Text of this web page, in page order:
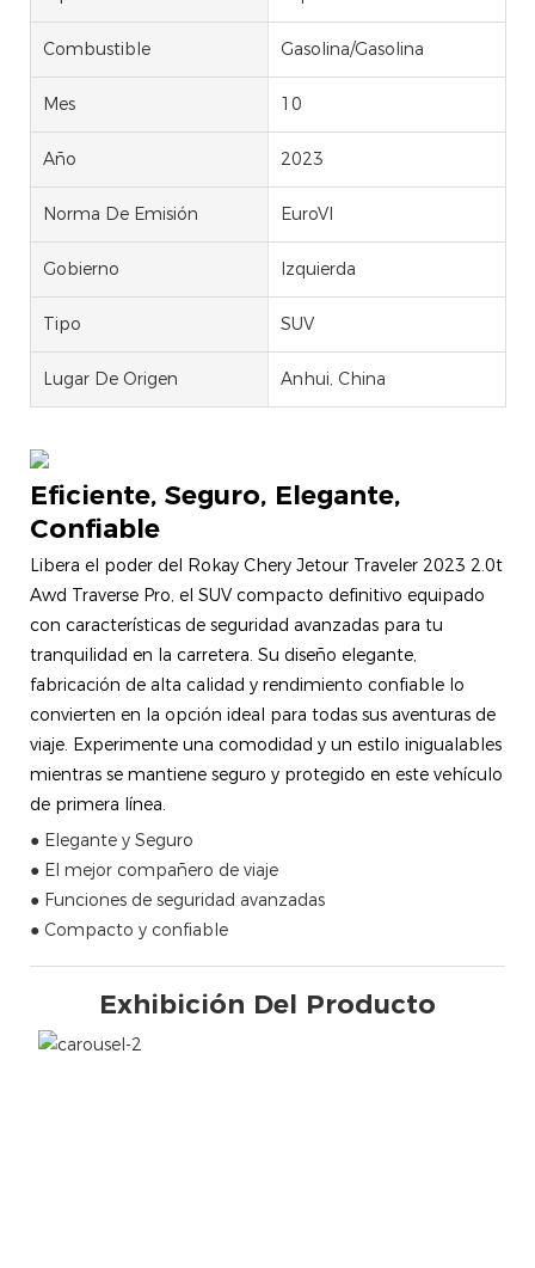
Combustible Gasolina/Gasolina
Mes 10
Año 2023
Norma De Emisión EuroVI
Gobierno Izquierda
Tipo SUV
Lugar De Origen Anhui, China
Eficiente, Seguro, Elegante,
Confiable
Libera el poder del Rokay Chery Jetour Traveler 2023 2.0t
Awd Traverse Pro, el SUV compacto definitivo equipado
con características de seguridad avanzadas para tu
tranquilidad en la carretera. Su diseño elegante,
fabricación de alta calidad y rendimiento confiable lo
convierten en la opción ideal para todas sus aventuras de
viaje. Experimente una comodidad y un estilo inigualables
mientras se mantiene seguro y protegido en este vehículo
de primera línea.
● Elegante y Seguro
● El mejor compañero de viaje
● Funciones de seguridad avanzadas
● Compacto y confiable
Exhibición Del Producto